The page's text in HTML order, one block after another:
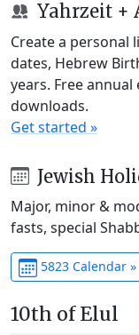
Yahrzeit +
Create a personal
dates, Hebrew
years. Free
downloads.
Get started »
Jewish
Major, minor &
fasts, special
5823 Calendar »
10th of Elul